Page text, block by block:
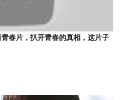
春片，扒开青春的真相，这片子